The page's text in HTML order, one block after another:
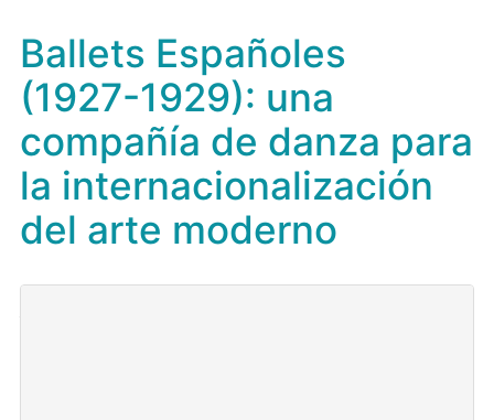
Ballets Españoles
(1927-1929): una
compañía de danza para
la internacionalización
del arte moderno